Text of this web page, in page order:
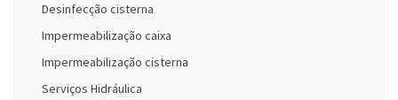
Desinfecção cisterna
Impermeabilização caixa
Impermeabilização cisterna
Serviços Hidráulica